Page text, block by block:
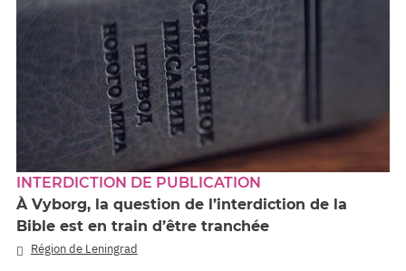
INTERDICTION DE PUBLICATION
À Vyborg, la question de l’interdiction de la
Bible est en train d’être tranchée
Région de Leningrad